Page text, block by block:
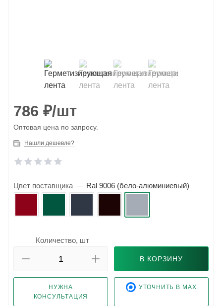
786 ₽/шт
Оптовая цена по запросу.
Нашли дешевле?
Цвет поставщика — Ral 9006 (бело-алюминиевый)
Количество, шт
В КОРЗИНУ
НУЖНА
КОНСУЛЬТАЦИЯ
УТОЧНИТЬ В MAX